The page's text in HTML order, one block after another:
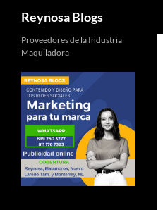
Reynosa Blogs
Proveedores de la Industria
Maquiladora